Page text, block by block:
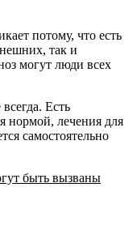
потому, что есть
так и
могут люди всех
Есть
нормой, лечения для
самостоятельно
быть вызваны